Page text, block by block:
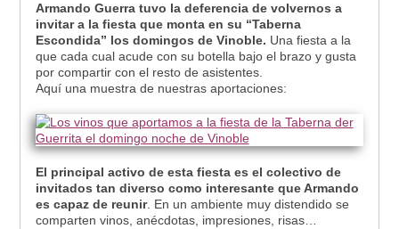
Armando Guerra tuvo la deferencia de volvernos a
invitar a la fiesta que monta en su “Taberna
Escondida” los domingos de Vinoble. Una fiesta a la
que cada cual acude con su botella bajo el brazo y gusta
por compartir con el resto de asistentes.
Aquí una muestra de nuestras aportaciones:
El principal activo de esta fiesta es el colectivo de
invitados tan diverso como interesante que Armando
es capaz de reunir. En un ambiente muy distendido se
comparten vinos, anécdotas, impresiones, risas…